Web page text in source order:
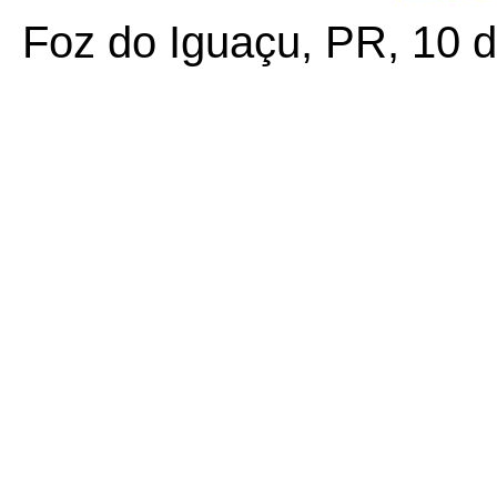
Foz do Iguaçu, PR, 10